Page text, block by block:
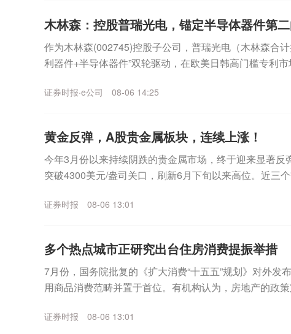
木林森：控股普瑞光电，锚定半导体器件第
作为木林森(002745)控股子公司，普瑞光电（木林森合
利器件+半导体器件”双轮驱动，在欧美日韩高门槛专利
证券时报·e公司 08-06 14:25
黄金反弹，A股贵金属板块，连续上涨！
今年3月份以来持续阴跌的贵金属市场，终于迎来显著反
突破4300美元/盎司关口，刷新6月下旬以来高位。近三
证券时报 08-06 13:01
多个热点城市正研究出台住房消费提振举措
7月份，国务院批复的《扩大消费“十五五”规划》对外发
用商品消费范畴并置于首位。有机构认为，房地产的政
证券时报 08-06 13:01